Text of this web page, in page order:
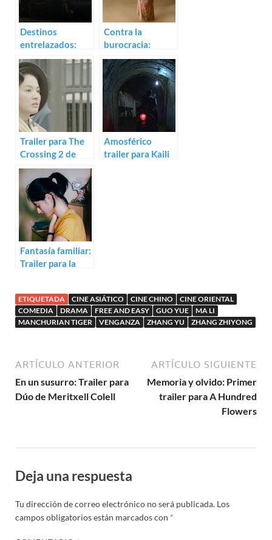
Destinos
entrelazados:
Trailer de Jinpa
Contra la
burocracia:
Trailer de To Live
To Sing
Trailer para The
Crossing 2 de
John Woo
Amosférico
trailer para Kaili
Fantasía familiar:
Trailer para la
ETIQUETADA CINE ASIÁTICO CINE CHINO
CINE ORIENTAL
COMEDIA
DRAMA FREE AND EASY GUO YUE
MA LI
MANCHURIAN TIGER
VENGANZA ZHANG YU ZHANG ZHIYONG
ARTÍCULO ANTERIOR
En un susurro: Trailer para
Dúo de Meritxell Colell
ARTÍCULO SIGUIENTE
Memoria y olvido: Primer
trailer para A Hundred
Flowers
Deja una respuesta
Tu dirección de correo electrónico no será publicada. Los
campos obligatorios están marcados con *